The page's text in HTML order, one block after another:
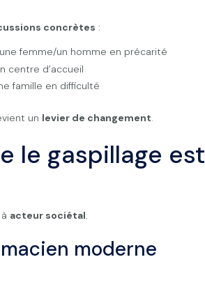
concrètes :
femme/un homme en précarité
centre d’accueil
famille en difficulté
un levier de changement
le gaspillage est
à acteur sociétal
moderne